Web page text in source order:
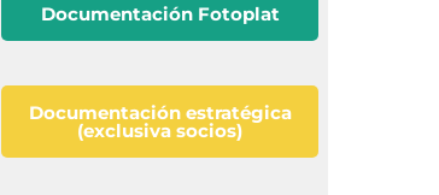
Documentación Fotoplat
Documentación estratégica
(exclusiva socios)